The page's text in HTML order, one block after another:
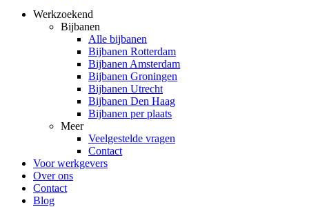
Werkzoekend
Bijbanen
Alle bijbanen
Bijbanen Rotterdam
Bijbanen Amsterdam
Bijbanen Groningen
Bijbanen Utrecht
Bijbanen Den Haag
Bijbanen per plaats
Meer
Veelgestelde vragen
Contact
Voor werkgevers
Over ons
Contact
Blog